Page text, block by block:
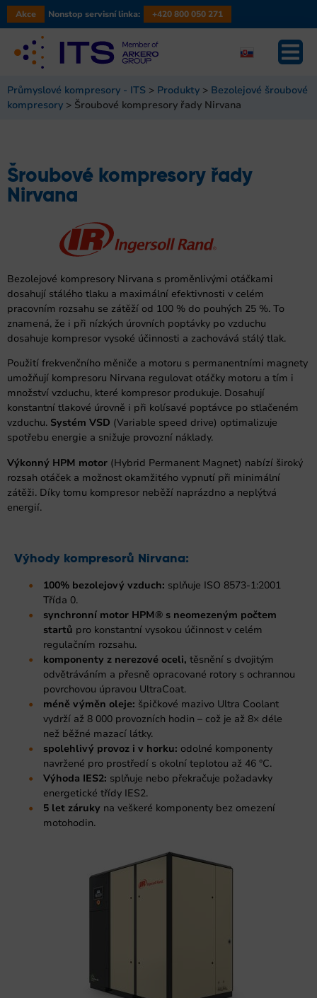
Akce Nonstop servisní linka: +420 800 050 271
Průmyslové kompresory - ITS > Produkty > Bezolejové šroubové
kompresory > Šroubové kompresory řady Nirvana
Šroubové kompresory řady
Nirvana
Bezolejové kompresory Nirvana s proměnlivými otáčkami
dosahují stálého tlaku a maximální efektivnosti v celém
pracovním rozsahu se zátěží od 100 % do pouhých 25 %. To
znamená, že i při nízkých úrovních poptávky po vzduchu
dosahuje kompresor vysoké účinnosti a zachovává stálý tlak.
Použití frekvenčního měniče a motoru s permanentními magnety
umožňují kompresoru Nirvana regulovat otáčky motoru a tím i
množství vzduchu, které kompresor produkuje. Dosahují
konstantní tlakové úrovně i při kolísavé poptávce po stlačeném
vzduchu. Systém VSD (Variable speed drive) optimalizuje
spotřebu energie a snižuje provozní náklady.
Výkonný HPM motor (Hybrid Permanent Magnet) nabízí široký
rozsah otáček a možnost okamžitého vypnutí při minimální
zátěži. Díky tomu kompresor neběží naprázdno a neplýtvá
energií.
Výhody kompresorů Nirvana:
100% bezolejový vzduch: splňuje ISO 8573-1:2001
Třída 0.
synchronní motor HPM® s neomezeným počtem
startů pro konstantní vysokou účinnost v celém
regulačním rozsahu.
komponenty z nerezové oceli, těsnění s dvojitým
odvětráváním a přesně opracované rotory s ochrannou
povrchovou úpravou UltraCoat.
méně výměn oleje: špičkové mazivo Ultra Coolant
vydrží až 8 000 provozních hodin – což je až 8× déle
než běžné mazací látky.
spolehlivý provoz i v horku: odolné komponenty
navržené pro prostředí s okolní teplotou až 46 °C.
Výhoda IES2: splňuje nebo překračuje požadavky
energetické třídy IES2.
5 let záruky na veškeré komponenty bez omezení
motohodin.